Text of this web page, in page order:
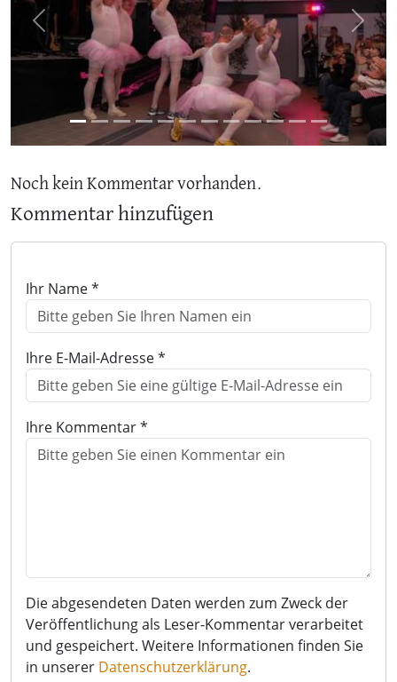
Previous Next
Noch kein Kommentar vorhanden.
Kommentar hinzufügen
Ihr Name *
Ihre E-Mail-Adresse *
Ihre Kommentar *
Die abgesendeten Daten werden zum Zweck der
Veröffentlichung als Leser-Kommentar verarbeitet
und gespeichert. Weitere Informationen finden Sie
in unserer Datenschutzerklärung.